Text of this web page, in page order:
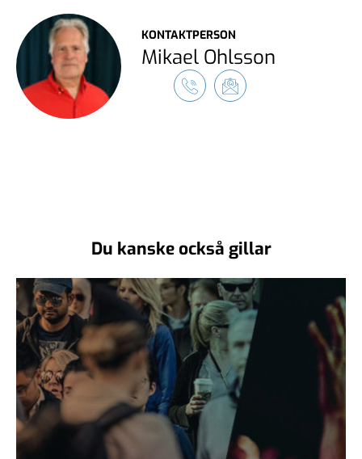
KONTAKTPERSON
Mikael Ohlsson
Du kanske också gillar